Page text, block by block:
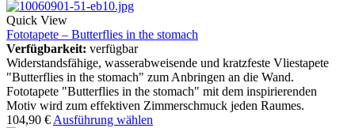
Quick View
Fototapete – Butterflies in the stomach
Verfügbarkeit: verfügbar
Widerstandsfähige, wasserabweisende und kratzfeste Vliestapete
"Butterflies in the stomach" zum Anbringen an die Wand.
Fototapete "Butterflies in the stomach" mit dem inspirierenden
Motiv wird zum effektiven Zimmerschmuck jeden Raumes.
104,90 € Ausführung wählen